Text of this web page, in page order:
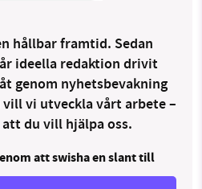
hållbar framtid. Sedan
ideella redaktion drivit
genom nyhetsbevakning
vi utveckla vårt arbete –
du vill hjälpa oss.
att swisha en slant till